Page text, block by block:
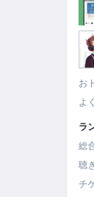
お
よ
ラ
総
聴
チ